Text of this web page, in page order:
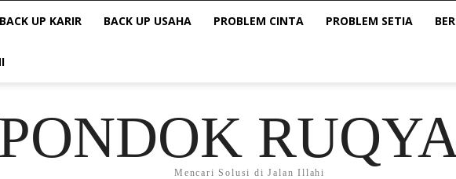
BACK UP KARIR BACK UP USAHA PROBLEM CINTA PROBLEM SETIA
PONDOK
Mencari Solusi di Jalan Illahi